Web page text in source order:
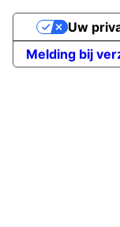
Melding bij
Uw